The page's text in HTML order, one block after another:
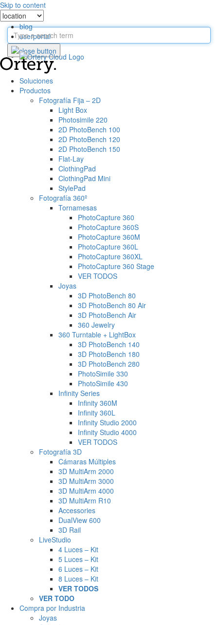
Skip to content
blog
userportal
search
Soluciones
Productos
Fotografía Fija – 2D
Light Box
Photosimile 220
2D PhotoBench 100
2D PhotoBench 120
2D PhotoBench 150
Flat-Lay
ClothingPad
ClothingPad Mini
StylePad
Fotografía 360º
Tornamesas
PhotoCapture 360
PhotoCapture 360S
PhotoCapture 360M
PhotoCapture 360L
PhotoCapture 360XL
PhotoCapture 360 Stage
VER TODOS
Joyas
3D PhotoBench 80
3D PhotoBench 80 Air
3D PhotoBench Air
360 Jewelry
360 Turntable + LightBox
3D PhotoBench 140
3D PhotoBench 180
3D PhotoBench 280
PhotoSimile 330
PhotoSimile 430
Infinity Series
Infinity 360M
Infinity 360L
Infinity Studio 2000
Infinity Studio 4000
VER TODOS
Fotografía 3D
Cámaras Múltiples
3D MultiArm 2000
3D MultiArm 3000
3D MultiArm 4000
3D MultiArm R10
Accessories
DualView 600
3D Rail
LiveStudio
4 Luces – Kit
5 Luces – Kit
6 Luces – Kit
8 Luces – Kit
VER TODOS
VER TODO
Compra por Industria
Joyas